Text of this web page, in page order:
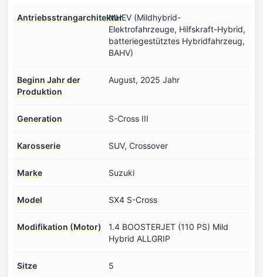
AntriebsstrangarchitekturMHEV (Mildhybrid-
Elektrofahrzeuge, Hilfskraft-Hybrid,
batteriegestütztes Hybridfahrzeug,
BAHV)
Beginn Jahr der
Produktion
August, 2025 Jahr
Generation S-Cross III
Karosserie SUV, Crossover
Marke Suzuki
Model SX4 S-Cross
Modifikation (Motor)
1.4 BOOSTERJET (110 PS) Mild
Hybrid ALLGRIP
Sitze 5